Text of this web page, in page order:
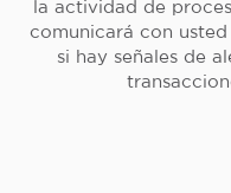
la actividad de
comunicará con
si hay señales de